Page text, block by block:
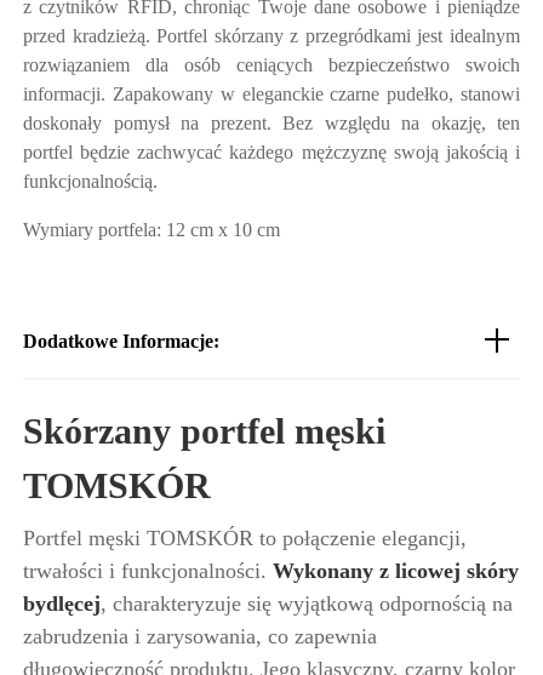
z czytników RFID, chroniąc Twoje dane osobowe i pieniądze
przed kradzieżą. Portfel skórzany z przegródkami jest idealnym
rozwiązaniem dla osób ceniących bezpieczeństwo swoich
informacji. Zapakowany w eleganckie czarne pudełko, stanowi
doskonały pomysł na prezent. Bez względu na okazję, ten
portfel będzie zachwycać każdego mężczyznę swoją jakością i
funkcjonalnością.
Wymiary portfela: 12 cm x 10 cm
Dodatkowe Informacje:
Skórzany portfel męski
TOMSKÓR
Portfel męski TOMSKÓR to połączenie elegancji,
trwałości i funkcjonalności. Wykonany z licowej skóry
bydlęcej, charakteryzuje się wyjątkową odpornością na
zabrudzenia i zarysowania, co zapewnia
długowieczność produktu. Jego klasyczny, czarny kolor